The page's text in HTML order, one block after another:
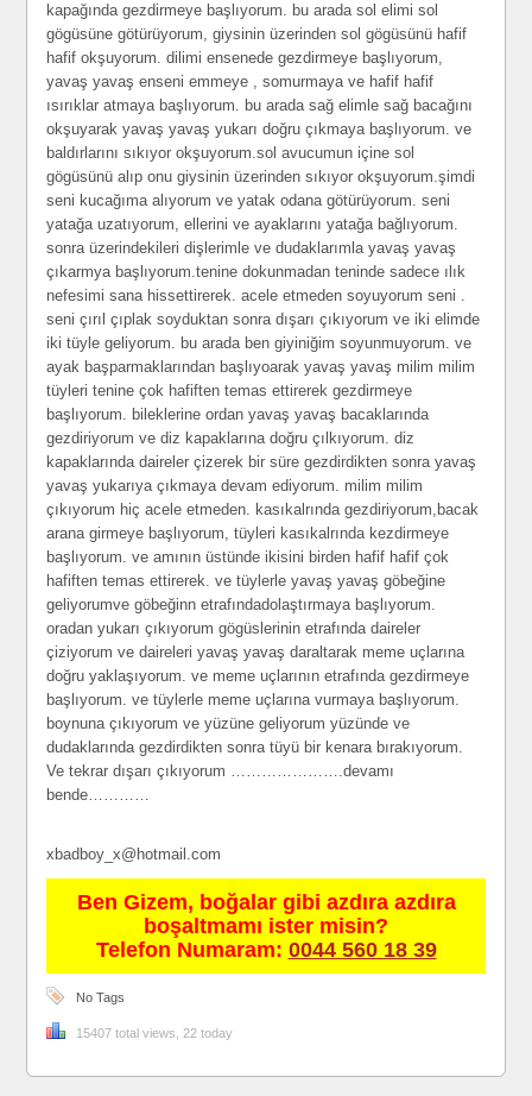
kapağında gezdirmeye başlıyorum. bu arada sol elimi sol
gögüsüne götürüyorum, giysinin üzerinden sol gögüsünü hafif
hafif okşuyorum. dilimi ensenede gezdirmeye başlıyorum,
yavaş yavaş enseni emmeye , somurmaya ve hafif hafif
ısırıklar atmaya başlıyorum. bu arada sağ elimle sağ bacağını
okşuyarak yavaş yavaş yukarı doğru çıkmaya başlıyorum. ve
baldırlarını sıkıyor okşuyorum.sol avucumun içine sol
gögüsünü alıp onu giysinin üzerinden sıkıyor okşuyorum.şimdi
seni kucağıma alıyorum ve yatak odana götürüyorum. seni
yatağa uzatıyorum, ellerini ve ayaklarını yatağa bağlıyorum.
sonra üzerindekileri dişlerimle ve dudaklarımla yavaş yavaş
çıkarmya başlıyorum.tenine dokunmadan teninde sadece ılık
nefesimi sana hissettirerek. acele etmeden soyuyorum seni .
seni çırıl çıplak soyduktan sonra dışarı çıkıyorum ve iki elimde
iki tüyle geliyorum. bu arada ben giyiniğim soyunmuyorum. ve
ayak başparmaklarından başlıyoarak yavaş yavaş milim milim
tüyleri tenine çok hafiften temas ettirerek gezdirmeye
başlıyorum. bileklerine ordan yavaş yavaş bacaklarında
gezdiriyorum ve diz kapaklarına doğru çılkıyorum. diz
kapaklarında daireler çizerek bir süre gezdirdikten sonra yavaş
yavaş yukarıya çıkmaya devam ediyorum. milim milim
çıkıyorum hiç acele etmeden. kasıkalrında gezdiriyorum,bacak
arana girmeye başlıyorum, tüyleri kasıkalrında kezdirmeye
başlıyorum. ve amının üstünde ikisini birden hafif hafif çok
hafiften temas ettirerek. ve tüylerle yavaş yavaş göbeğine
geliyorumve göbeğinn etrafındadolaştırmaya başlıyorum.
oradan yukarı çıkıyorum gögüslerinin etrafında daireler
çiziyorum ve daireleri yavaş yavaş daraltarak meme uçlarına
doğru yaklaşıyorum. ve meme uçlarının etrafında gezdirmeye
başlıyorum. ve tüylerle meme uçlarına vurmaya başlıyorum.
boynuna çıkıyorum ve yüzüne geliyorum yüzünde ve
dudaklarında gezdirdikten sonra tüyü bir kenara bırakıyorum.
Ve tekrar dışarı çıkıyorum ………………….devamı
bende…………
xbadboy_x@hotmail.com
Ben Gizem, boğalar gibi azdıra azdıra
boşaltmamı ister misin?
Telefon Numaram: 0044 560 18 39
No Tags
15407 total views, 22 today